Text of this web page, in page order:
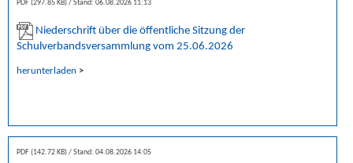
PDF (297.85 KB) Stand: 06.08.2026 11:13
Niederschrift über die öffentliche Sitzung der
Schulverbandsversammlung vom 25.06.2026
herunterladen >
PDF (142.72 KB) Stand: 04.08.2026 14:05